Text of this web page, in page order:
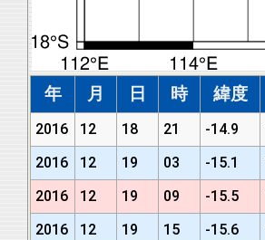
年 月 日 時 緯度
2016 12 18 21 -14.9
2016
12 19 03 -15.1
2016
12 19 09 -15.5
2016
12 19 15 -15.6